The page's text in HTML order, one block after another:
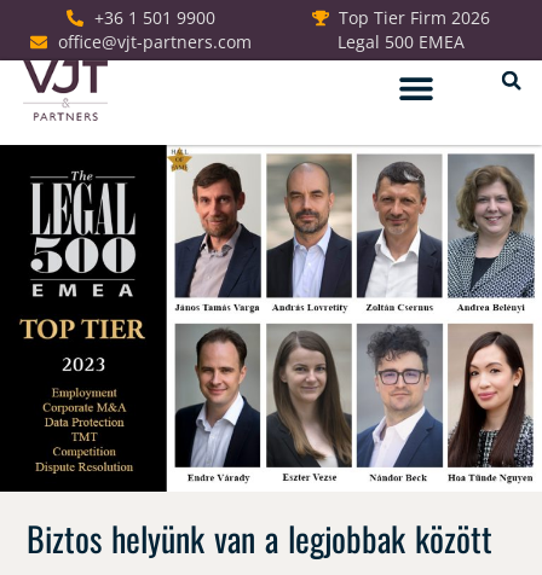
+36 1 501 9900
office@vjt-partners.com
Top Tier Firm 2026
Legal 500 EMEA
Biztos helyünk van a legjobbak között